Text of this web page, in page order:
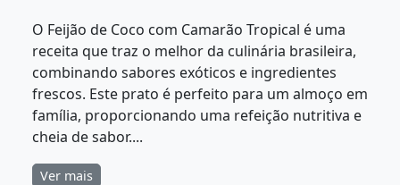
O Feijão de Coco com Camarão Tropical é uma
receita que traz o melhor da culinária brasileira,
combinando sabores exóticos e ingredientes
frescos. Este prato é perfeito para um almoço em
família, proporcionando uma refeição nutritiva e
cheia de sabor....
Ver mais